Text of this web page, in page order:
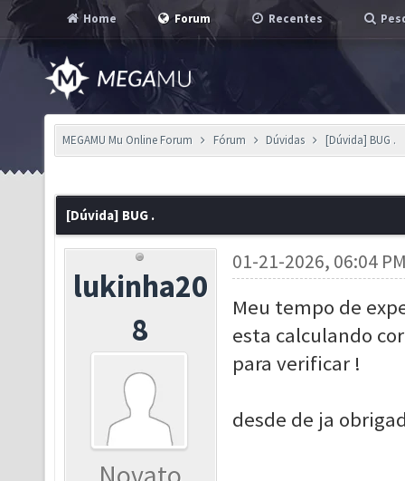
Home Forum Recentes
MEGAMU Mu Online Forum Fórum Dúvidas [Dúvida] BUG .
[Dúvida] BUG .
lukinha20
8
01-21-2026, 06:04
Meu tempo de
esta calculando
para verificar !
desde de ja